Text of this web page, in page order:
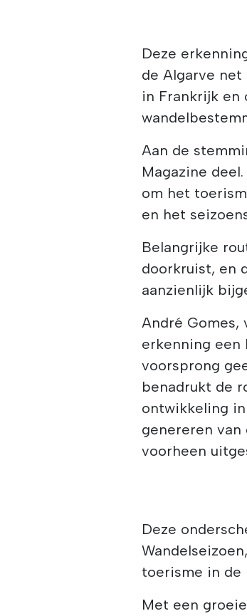
Deze
de Algarve
in Frankrijk
Aan de
Magazine
om het
en het
Belangrijke
doorkruist, en
aanzienlijk
André Gomes,
erkenning een
voorsprong
benadrukt de
ontwikkeling
genereren
voorheen
Deze
toerisme in de
Met een